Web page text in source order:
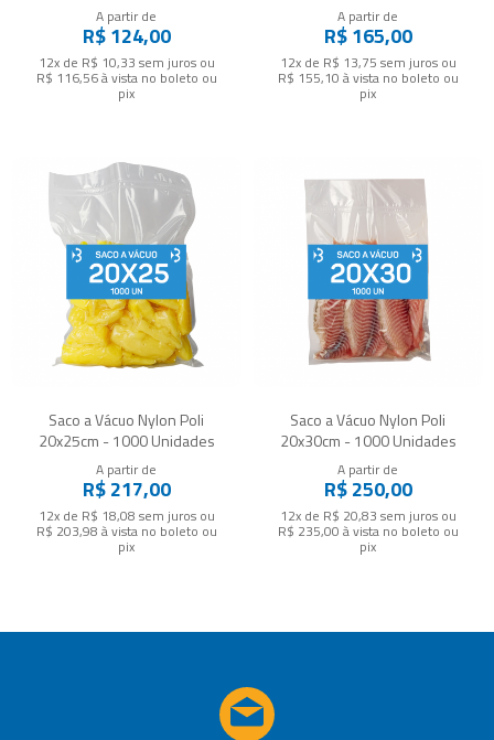
A partir de
R$ 124,00
12x de R$ 10,33 sem jurosou
R$ 116,56à vista no boleto ou
pix
A partir de
R$ 165,00
12x de R$ 13,75 sem jurosou
R$ 155,10 à vista no boleto ou
pix
Saco a Vácuo Nylon Poli
20x25cm - 1000 Unidades
A partir de
R$ 217,00
12x de R$ 18,08 sem jurosou
R$ 203,98 à vista no boleto ou
pix
Saco a Vácuo Nylon Poli
20x30cm - 1000 Unidades
A partir de
R$ 250,00
12x de R$ 20,83 sem jurosou
R$ 235,00 à vista no boleto ou
pix